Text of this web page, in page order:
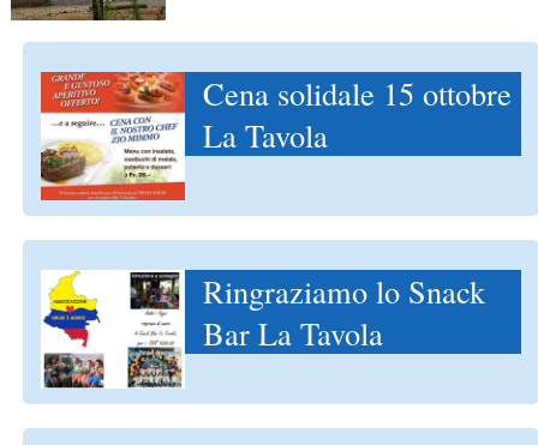
Cena solidale 15 ottobre
La Tavola
Ringraziamo lo Snack
Bar La Tavola